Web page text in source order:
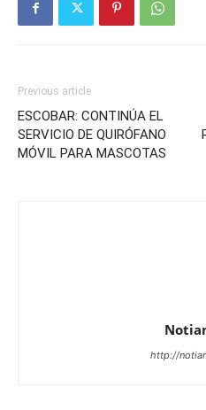
Previous article
ESCOBAR: CONTINÚA EL
SERVICIO DE QUIRÓFANO
MÓVIL PARA MASCOTAS
http://